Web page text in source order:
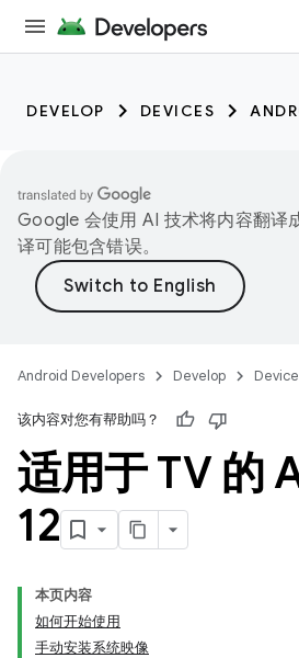
DEVELOP DEVICES
Google 会使用 AI 技术将内容翻译
译可能包含错误。
Android Developers Develop
该内容对您有帮助吗？
适用于 TV 的
12
本页内容
如何开始使用
手动安装系统映像